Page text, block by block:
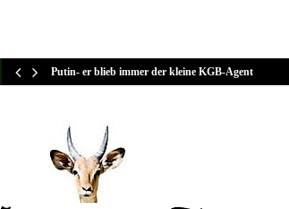
Putin- er blieb immer der kleine KGB-Agent